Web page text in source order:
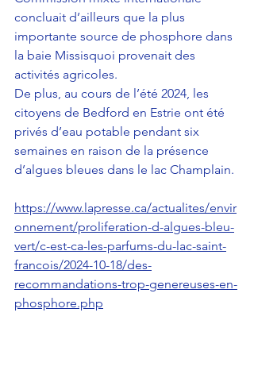
concluait d’ailleurs que la plus
importante source de phosphore dans
la baie Missisquoi provenait des
activités agricoles.
De plus, au cours de l’été 2024, les
citoyens de Bedford en Estrie ont été
privés d’eau potable pendant six
semaines en raison de la présence
d’algues bleues dans le lac Champlain.
https://www.lapresse.ca/actualites/envir
onnement/proliferation-d-algues-bleu-
vert/c-est-ca-les-parfums-du-lac-saint-
francois/2024-10-18/des-
recommandations-trop-genereuses-en-
phosphore.php